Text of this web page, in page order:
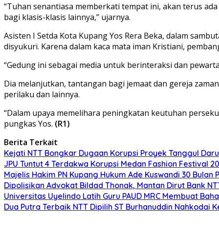
“Tuhan senantiasa memberkati tempat ini, akan terus
bagi klasis-klasis lainnya,” ujarnya.
Asisten I Setda Kota Kupang Yos Rera Beka, dalam
disyukuri. Karena dalam kaca mata iman Kristiani,
“Gedung ini sebagai media untuk berinteraksi dan
Dia melanjutkan, tantangan bagi jemaat dan gereja
perilaku dan lainnya.
“Dalam upaya memelihara peningkatan keutuhan
pungkas Yos. (R1)
Berita Terkait
Kejati NTT Bongkar Dugaan Korupsi Proyek Tanggul
JPU Tuntut 4 Terdakwa Korupsi Medan Fashion Festival
Majelis Hakim PN Kupang Hukum Ade Kuswandi 30 Bulan
Dipolisikan Advokat Bildad Thonak, Mantan Dirut Bank
Universitas Uyelindo Latih Guru PAUD MRC Membuat
Dua Putra Terbaik NTT Dipilih ST Burhanuddin Nahkodai